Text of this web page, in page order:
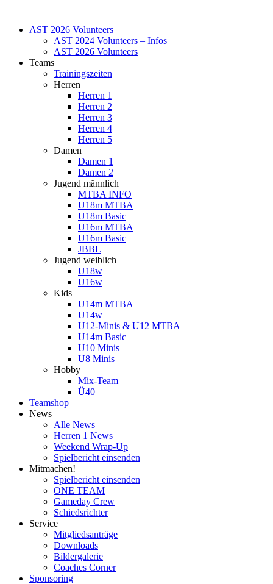
AST 2026 Volunteers
AST 2024 Volunteers – Infos
AST 2026 Volunteers
Teams
Trainingszeiten
Herren
Herren 1
Herren 2
Herren 3
Herren 4
Herren 5
Damen
Damen 1
Damen 2
Jugend männlich
MTBA INFO
U18m MTBA
U18m Basic
U16m MTBA
U16m Basic
JBBL
Jugend weiblich
U18w
U16w
Kids
U14m MTBA
U14w
U12-Minis & U12 MTBA
U14m Basic
U10 Minis
U8 Minis
Hobby
Mix-Team
Ü40
Teamshop
News
Alle News
Herren 1 News
Weekend Wrap-Up
Spielbericht einsenden
Mitmachen!
Spielbericht einsenden
ONE TEAM
Gameday Crew
Schiedsrichter
Service
Mitgliedsanträge
Downloads
Bildergalerie
Coaches Corner
Sponsoring